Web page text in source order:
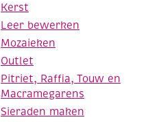
Kerst
Leer bewerken
Mozaieken
Outlet
Pitriet, Raffia, Touw en
Macramegarens
Sieraden maken